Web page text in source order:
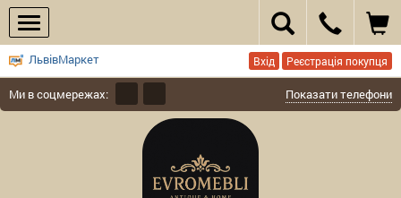
Вхід Реєстрація покупця
ЛьвівМаркет
Ми в соцмережах: Показати телефони